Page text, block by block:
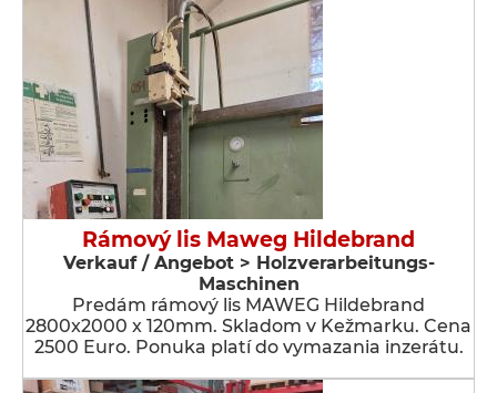
Rámový lis Maweg Hildebrand
Verkauf / Angebot > Holzverarbeitungs-
Maschinen
Predám rámový lis MAWEG Hildebrand
2800x2000 x 120mm. Skladom v Kežmarku. Cena
2500 Euro. Ponuka platí do vymazania inzerátu.